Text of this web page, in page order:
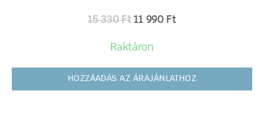
15 330Ft 11 990 Ft
Raktáron
HOZZÁADÁS AZ ÁRAJÁNLATHOZ